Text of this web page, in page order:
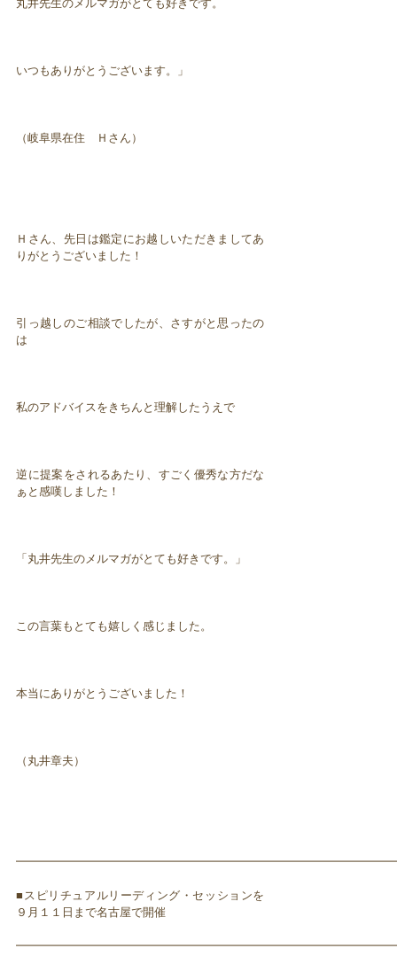
丸井先生のメルマガがとても好きです。
いつもありがとうございます。」
（岐阜県在住 Ｈさん）
Ｈさん、先日は鑑定にお越しいただきましてあ
りがとうございました！
引っ越しのご相談でしたが、さすがと思ったの
は
私のアドバイスをきちんと理解したうえで
逆に提案をされるあたり、すごく優秀な方だな
ぁと感嘆しました！
「丸井先生のメルマガがとても好きです。」
この言葉もとても嬉しく感じました。
本当にありがとうございました！
（丸井章夫）
■スピリチュアルリーディング・セッションを
９月１１日まで名古屋で開催